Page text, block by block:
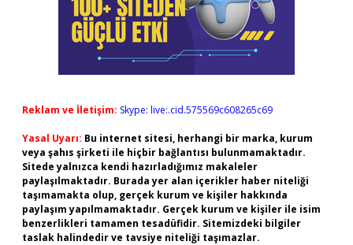
Reklam ve İletişim: Skype: live:.cid.575569c608265c69
Yasal Uyarı: Bu internet sitesi, herhangi bir marka, kurum
veya şahıs şirketi ile hiçbir bağlantısı bulunmamaktadır.
Sitede yalnızca kendi hazırladığımız makaleler
paylaşılmaktadır. Burada yer alan içerikler haber niteliği
taşımamakta olup, gerçek kurum ve kişiler hakkında
paylaşım yapılmamaktadır. Gerçek kurum ve kişiler ile isim
benzerlikleri tamamen tesadüfidir. Sitemizdeki bilgiler
taslak halindedir ve tavsiye niteliği taşımazlar.